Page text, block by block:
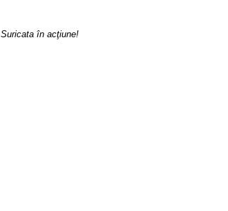
Suricata în acţiune!